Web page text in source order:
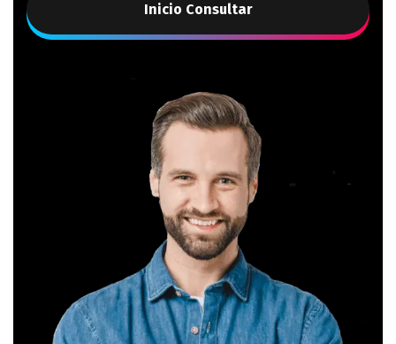
Inicio Consultar